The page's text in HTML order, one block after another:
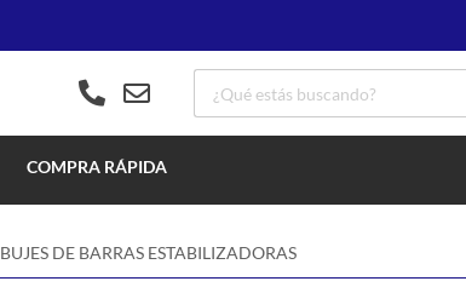
COMPRA RÁPIDA
BUJES DE BARRAS ESTABILIZADORAS